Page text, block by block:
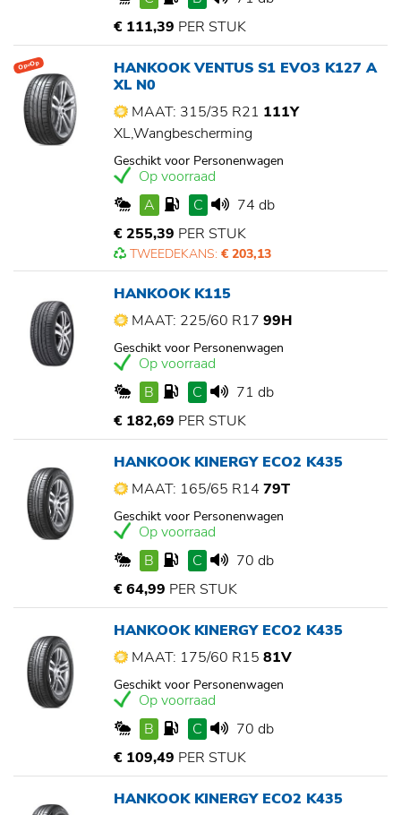
€ 111,39 PER STUK
Op=Op
HANKOOK VENTUS S1 EVO3 K127 A
XL N0
MAAT: 315/35 R21 111Y
XL,Wangbescherming
Geschikt voor Personenwagen
Op voorraad
A
C
74 db
€ 255,39 PER STUK
TWEEDEKANS: € 203,13
HANKOOK K115
MAAT: 225/60 R17 99H
Geschikt voor Personenwagen
Op voorraad
B
C
71 db
€ 182,69 PER STUK
HANKOOK KINERGY ECO2 K435
MAAT: 165/65 R14 79T
Geschikt voor Personenwagen
Op voorraad
B
C
70 db
€ 64,99 PER STUK
HANKOOK KINERGY ECO2 K435
MAAT: 175/60 R15 81V
Geschikt voor Personenwagen
Op voorraad
B
C
70 db
€ 109,49 PER STUK
HANKOOK KINERGY ECO2 K435